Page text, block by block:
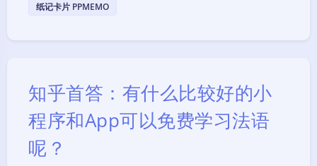
纸记卡片 PPMEMO
知乎首答：有什么比较好的小
程序和App可以免费学习法语
呢？